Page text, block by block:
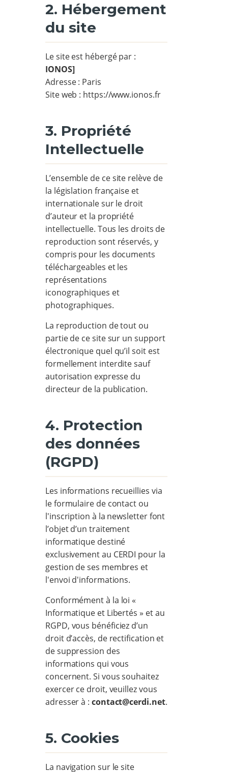
2. Hébergement
du site
Le site est hébergé par :
IONOS]
Adresse : Paris
Site web : https://www.ionos.fr
3. Propriété
Intellectuelle
L’ensemble de ce site relève de
la législation française et
internationale sur le droit
d’auteur et la propriété
intellectuelle. Tous les droits de
reproduction sont réservés, y
compris pour les documents
téléchargeables et les
représentations
iconographiques et
photographiques.
La reproduction de tout ou
partie de ce site sur un support
électronique quel qu’il soit est
formellement interdite sauf
autorisation expresse du
directeur de la publication.
4. Protection
des données
(RGPD)
Les informations recueillies via
le formulaire de contact ou
l'inscription à la newsletter font
l’objet d’un traitement
informatique destiné
exclusivement au CERDI pour la
gestion de ses membres et
l'envoi d'informations.
Conformément à la loi «
Informatique et Libertés » et au
RGPD, vous bénéficiez d’un
droit d’accès, de rectification et
de suppression des
informations qui vous
concernent. Si vous souhaitez
exercer ce droit, veuillez vous
adresser à : contact@cerdi.net.
5. Cookies
La navigation sur le site